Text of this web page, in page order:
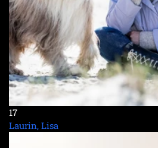
17
Laurin, Lisa